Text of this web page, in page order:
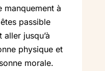
manquement à
passible
aller jusqu’à
physique et
morale.